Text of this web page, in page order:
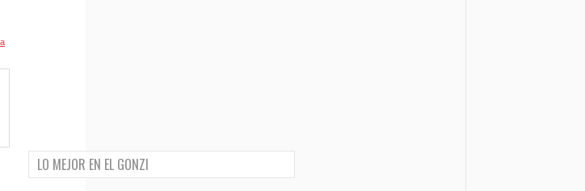
LO MEJOR EN EL GONZI